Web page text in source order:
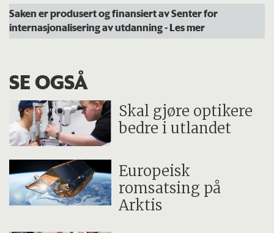
Saken er produsert og finansiert av Senter for
internasjonalisering av utdanning- Les mer
SE OGSÅ
Skal gjøre optikere
bedre i utlandet
Europeisk
romsatsing på
Arktis